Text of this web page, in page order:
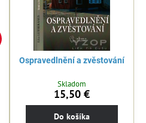
Ospravedlnění a zvěstování
Skladom
15,50 €
Do košíka